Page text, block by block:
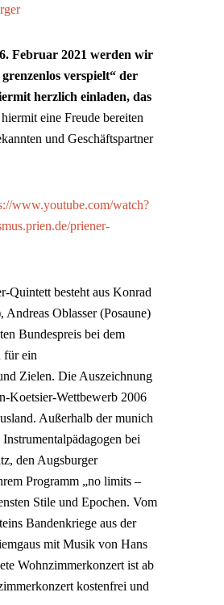
Februar 2021 werden wir
verspielt“ der
herzlich einladen, das
eine Freude bereiten
und Geschäftspartner
www.youtube.com/watch?
priener-
Quintett besteht aus Konrad
Oblasser (Posaune)
Bundespreis bei dem
für ein
Zielen. Die Auszeichnung
Koetsier-Wettbewerb 2006
Außerhalb der munich
bei
den Augsburger
Programm „no limits –
Stile und Epochen. Vom
Bandenkriege aus der
mit Musik von Hans
Wohnzimmerkonzert ist ab
kostenfrei und